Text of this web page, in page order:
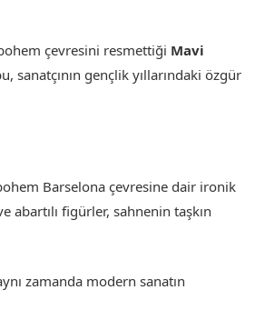
çevresini resmettiği Mavi
gençlik yıllarındaki özgür
Barselona çevresine dair ironik
abartılı figürler, sahnenin taşkın
zamanda modern sanatın